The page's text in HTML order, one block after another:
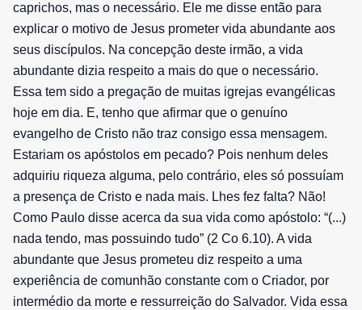
caprichos, mas o necessário. Ele me disse então para
explicar o motivo de Jesus prometer vida abundante aos
seus discípulos. Na concepção deste irmão, a vida
abundante dizia respeito a mais do que o necessário.
Essa tem sido a pregação de muitas igrejas evangélicas
hoje em dia. E, tenho que afirmar que o genuíno
evangelho de Cristo não traz consigo essa mensagem.
Estariam os apóstolos em pecado? Pois nenhum deles
adquiriu riqueza alguma, pelo contrário, eles só possuíam
a presença de Cristo e nada mais. Lhes fez falta? Não!
Como Paulo disse acerca da sua vida como apóstolo: “(...)
nada tendo, mas possuindo tudo” (2 Co 6.10). A vida
abundante que Jesus prometeu diz respeito a uma
experiência de comunhão constante com o Criador, por
intermédio da morte e ressurreição do Salvador. Vida essa